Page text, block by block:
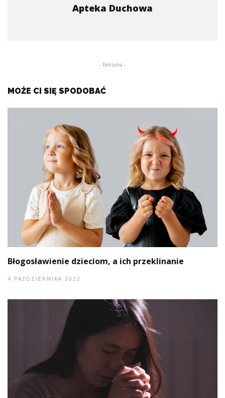
Apteka Duchowa
- Reklama -
MOŻE CI SIĘ SPODOBAĆ
Błogosławienie dzieciom, a ich przeklinanie
4 PAŹDZIERNIKA 2022